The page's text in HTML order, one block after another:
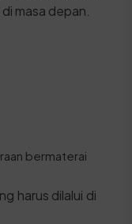
masa depan.
bermaterai
harus dilalui di